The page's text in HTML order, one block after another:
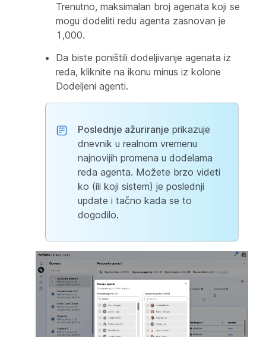
Trenutno, maksimalan broj agenata koji se
mogu dodeliti redu agenta zasnovan je
1,000.
Da biste poništili dodeljivanje agenata iz
reda, kliknite na ikonu minus iz kolone
Dodeljeni agenti.
Poslednje ažuriranje prikazuje
dnevnik u realnom vremenu
najnovijih promena u dodelama
reda agenta. Možete brzo videti
ko (ili koji sistem) je poslednji
update i tačno kada se to
dogodilo.